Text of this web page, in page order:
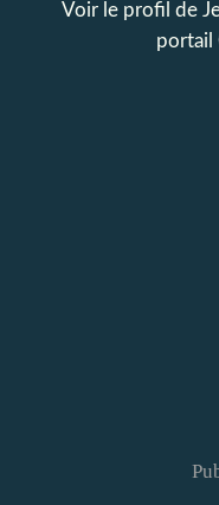
Voir le profil de
portail